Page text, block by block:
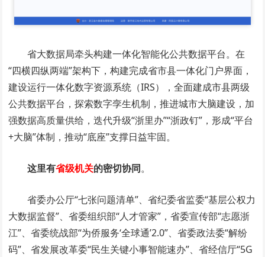
省大数据局牵头构建一体化智能化公共数据平台。在
“四横四纵两端”架构下，构建完成省市县一体化门户界面，
建设运行一体化数字资源系统（IRS），全面建成市县两级
公共数据平台，探索数字孪生机制，推进城市大脑建设，加
强数据高质量供给，迭代升级“浙里办”“浙政钉”，形成“平台
+大脑”体制，推动“底座”支撑日益牢固。
这里有省级机关的密切协同。
省委办公厅“七张问题清单”、省纪委省监委“基层公权力
大数据监督”、省委组织部“人才管家”，省委宣传部“志愿浙
江”、省委统战部“为侨服务‘全球通’2.0”、省委政法委“解纷
码”、省发展改革委“民生关键小事智能速办”、省经信厅“5G